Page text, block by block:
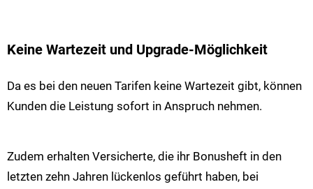
Keine Wartezeit und Upgrade-Möglichkeit
Da es bei den neuen Tarifen keine Wartezeit gibt, können
Kunden die Leistung sofort in Anspruch nehmen.
Zudem erhalten Versicherte, die ihr Bonusheft in den
letzten zehn Jahren lückenlos geführt haben, bei